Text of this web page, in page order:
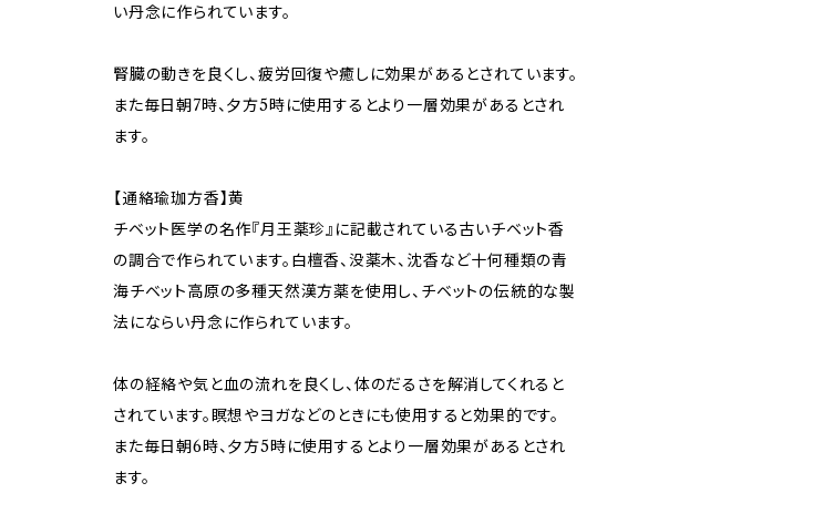
い丹念に作られています。
腎臓の動きを良くし、疲労回復や癒しに効果があるとされています。
また毎日朝7時、夕方5時に使用するとより一層効果があるとされ
ます。
【通絡瑜珈方香】黄
チベット医学の名作『月王薬珍』に記載されている古いチベット香
の調合で作られています。白檀香、没薬木、沈香など十何種類の青
海チベット高原の多種天然漢方薬を使用し、チベットの伝統的な製
法にならい丹念に作られています。
体の経絡や気と血の流れを良くし、体のだるさを解消してくれると
されています。瞑想やヨガなどのときにも使用すると効果的です。
また毎日朝6時、夕方5時に使用するとより一層効果があるとされ
ます。